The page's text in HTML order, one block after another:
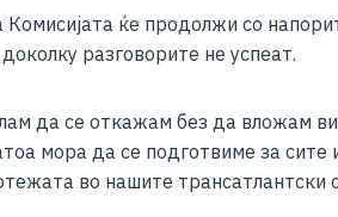
ќе продолжи со
разговорите не успеат.
да се откажам без да вложам
мора да се подготвиме за
во нашите трансатлантски